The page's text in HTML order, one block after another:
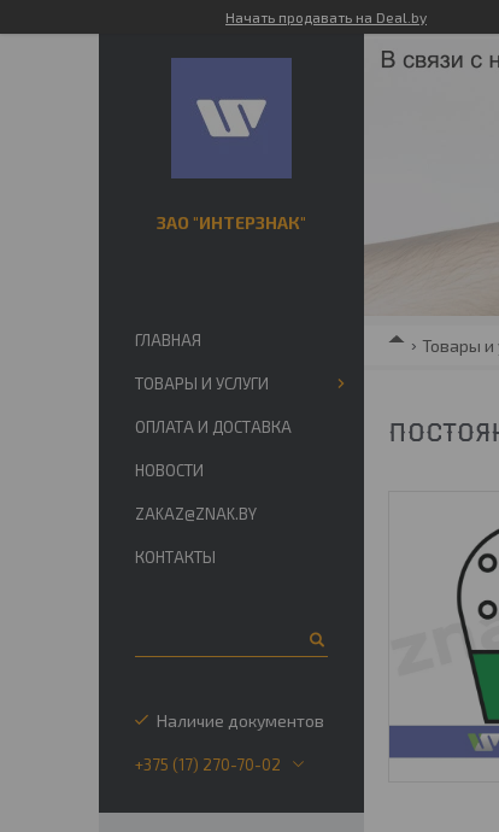
Начать продавать на Deal.by
Товары и
ЗАО "ИНТЕРЗНАК"
ГЛАВНАЯ
ТОВАРЫ И УСЛУГИ
ОПЛАТА И ДОСТАВКА
НОВОСТИ
ZAKAZ@ZNAK.BY
КОНТАКТЫ
Наличие документов
+375 (17) 270-70-02